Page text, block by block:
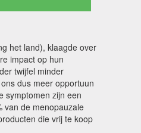
het land), klaagde over
impact op hun
twijfel minder
dus meer opportuun
symptomen zijn een
van de menopauzale
die vrij te koop